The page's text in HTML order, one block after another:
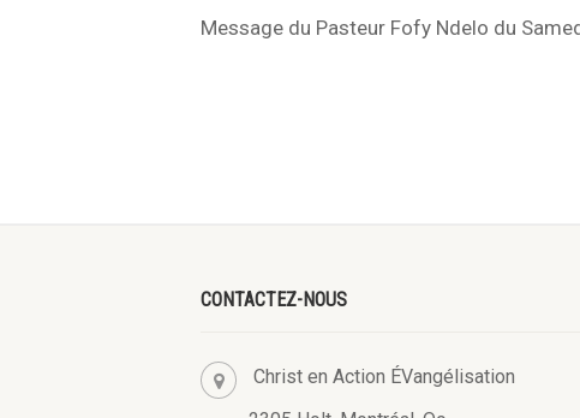
Message du Pasteur Fofy Ndelo du
CONTACTEZ-NOUS
Christ en Action ÉVangélisation